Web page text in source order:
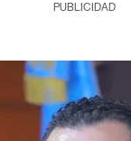
PUBLICIDAD